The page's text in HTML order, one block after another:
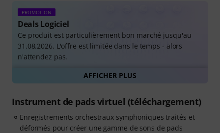
PROMOTION
Deals Logiciel
Ce produit est particulièrement bon marché jusqu'au
31.08.2026. L'offre est limitée dans le temps - alors
n'attendez pas.
Tous les deals de logiciels
AFFICHER PLUS
Instrument de pads virtuel (téléchargement)
Enregistrements orchestraux symphoniques traités et
déformés pour créer une gamme de sons de pads